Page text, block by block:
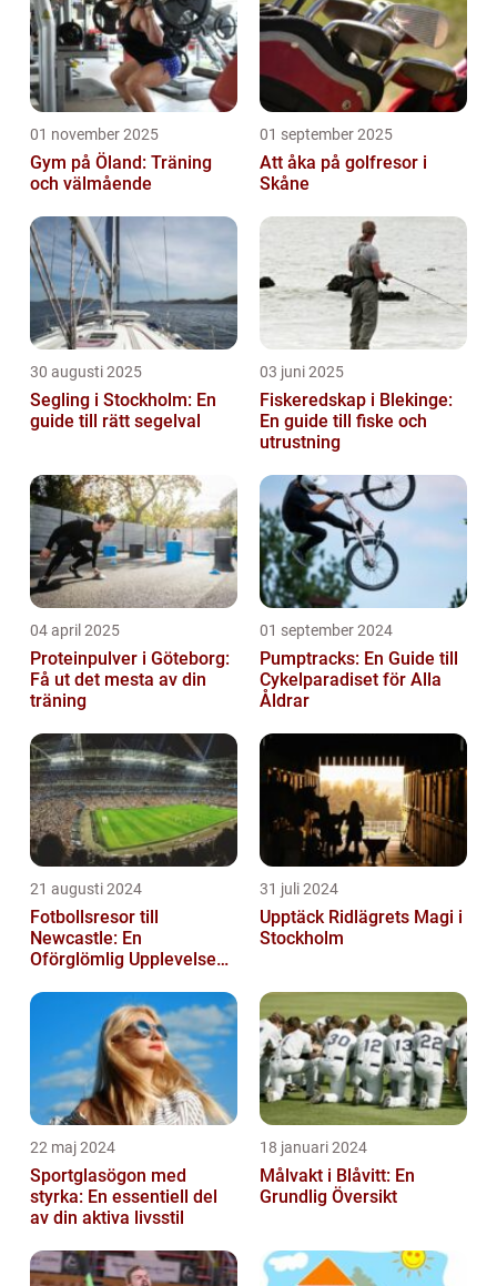
01 november 2025
Gym på Öland: Träning
och välmående
01 september 2025
Att åka på golfresor i
Skåne
30 augusti 2025
Segling i Stockholm: En
guide till rätt segelval
03 juni 2025
Fiskeredskap i Blekinge:
En guide till fiske och
utrustning
04 april 2025
Proteinpulver i Göteborg:
Få ut det mesta av din
träning
01 september 2024
Pumptracks: En Guide till
Cykelparadiset för Alla
Åldrar
21 augusti 2024
Fotbollsresor till
Newcastle: En
Oförglömlig Upplevelse
31 juli 2024
Upptäck Ridlägrets Magi i
Stockholm
22 maj 2024
Sportglasögon med
styrka: En essentiell del
av din aktiva livsstil
18 januari 2024
Målvakt i Blåvitt: En
Grundlig Översikt